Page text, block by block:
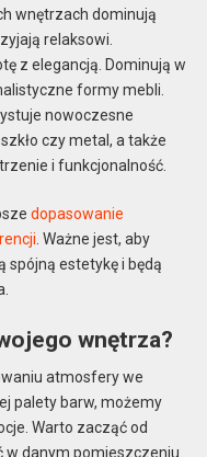
wnętrzach dominują
relaksowi.
z elegancją. Dominują w
formy mebli.
nowoczesne
czy metal, a także
i funkcjonalność.
dopasowanie
. Ważne jest, aby
spójną estetykę i będą
wnętrza?
atmosfery we
palety barw, możemy
Warto zacząć od
w danym pomieszczeniu.